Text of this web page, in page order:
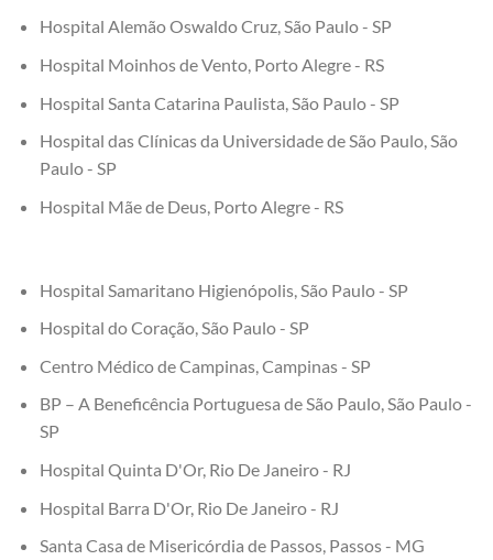
Hospital Alemão Oswaldo Cruz, São Paulo - SP
Hospital Moinhos de Vento, Porto Alegre - RS
Hospital Santa Catarina Paulista, São Paulo - SP
Hospital das Clínicas da Universidade de São Paulo, São
Paulo - SP
Hospital Mãe de Deus, Porto Alegre - RS
Hospital Samaritano Higienópolis, São Paulo - SP
Hospital do Coração, São Paulo - SP
Centro Médico de Campinas, Campinas - SP
BP – A Beneficência Portuguesa de São Paulo, São Paulo -
SP
Hospital Quinta D'Or, Rio De Janeiro - RJ
Hospital Barra D'Or, Rio De Janeiro - RJ
Santa Casa de Misericórdia de Passos, Passos - MG